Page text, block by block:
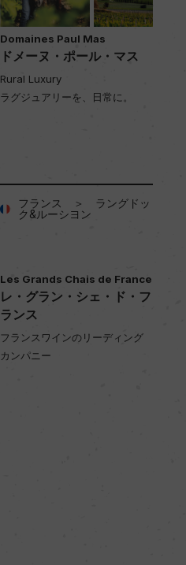
Domaines Paul Mas
ドメーヌ・ポール・マス
Rural Luxury
ラグジュアリーを、日常に。
フランス ＞ ラングドッ
ク&ルーシヨン
Les Grands Chais de France
レ・グラン・シェ・ド・フ
ランス
フランスワインのリーディング
カンパニー